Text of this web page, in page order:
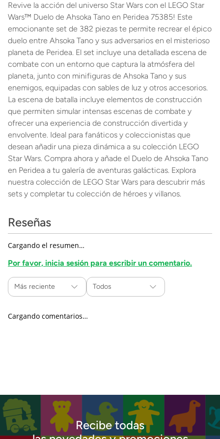
Revive la acción del universo Star Wars con el LEGO Star
Wars™ Duelo de Ahsoka Tano en Peridea 75385! Este
emocionante set de 382 piezas te permite recrear el épico
duelo entre Ahsoka Tano y sus adversarios en el misterioso
planeta de Peridea. El set incluye una detallada escena de
combate con un entorno que captura la atmósfera del
planeta, junto con minifiguras de Ahsoka Tano y sus
enemigos, equipadas con sables de luz y otros accesorios.
La escena de batalla incluye elementos de construcción
que permiten simular intensas escenas de combate y
ofrecer una experiencia de construcción divertida y
envolvente. Ideal para fanáticos y coleccionistas que
desean añadir una pieza dinámica a su colección LEGO
Star Wars. Compra ahora y añade el Duelo de Ahsoka Tano
en Peridea a tu galería de aventuras galácticas. Explora
nuestra colección de LEGO Star Wars para descubrir más
sets y completar tu colección de héroes y villanos.
Reseñas
Cargando el resumen…
Por favor, inicia sesión para escribir un comentario.
Más reciente Todos
Cargando comentarios…
Recibe todas